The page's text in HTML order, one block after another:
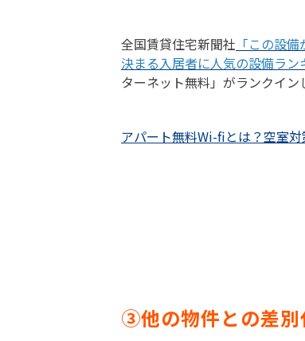
全国賃貸住宅新聞社 「この設
決まる入居者に人気の設備ラン
ターネット無料」がランクイン
アパート無料Wi-fiとは？空室
③他の物件との差別